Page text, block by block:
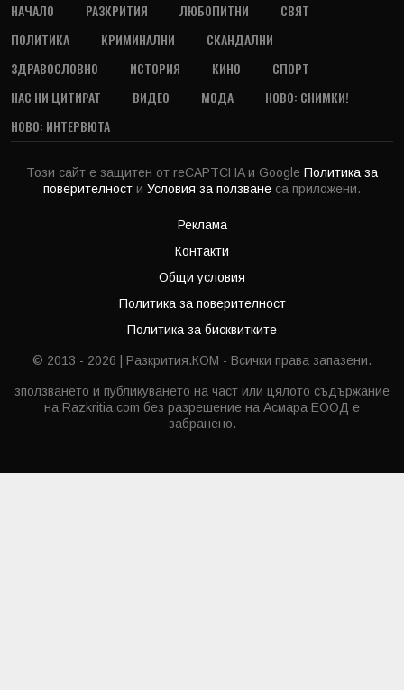
НАЧАЛО РАЗКРИТИЯ ЛЮБОПИТНИ
СВЯТ
ПОЛИТИКА
КРИМИНАЛНИ
СКАНДАЛНИ
ЗДРАВОСЛОВНО
ИСТОРИЯ КИНО
СПОРТ
НАС НИ ЦИТИРАТ
ВИДЕО МОДА
НОВО: СНИМКИ!
НОВО: ИНТЕРВЮТА
Този сайт е защитен от reCAPTCHA и Google Политика за
поверителност и Условия за ползване са приложени.
Реклама
Контакти
Общи условия
Политика за поверителност
Политика за бисквитките
© 2013 - 2026 | Разкрития.КОМ - Всички права запазени.
зползването и публикуването на част или цялото съдържание
на Razkritia.com без разрешение на Асмара ЕООД е
забранено.